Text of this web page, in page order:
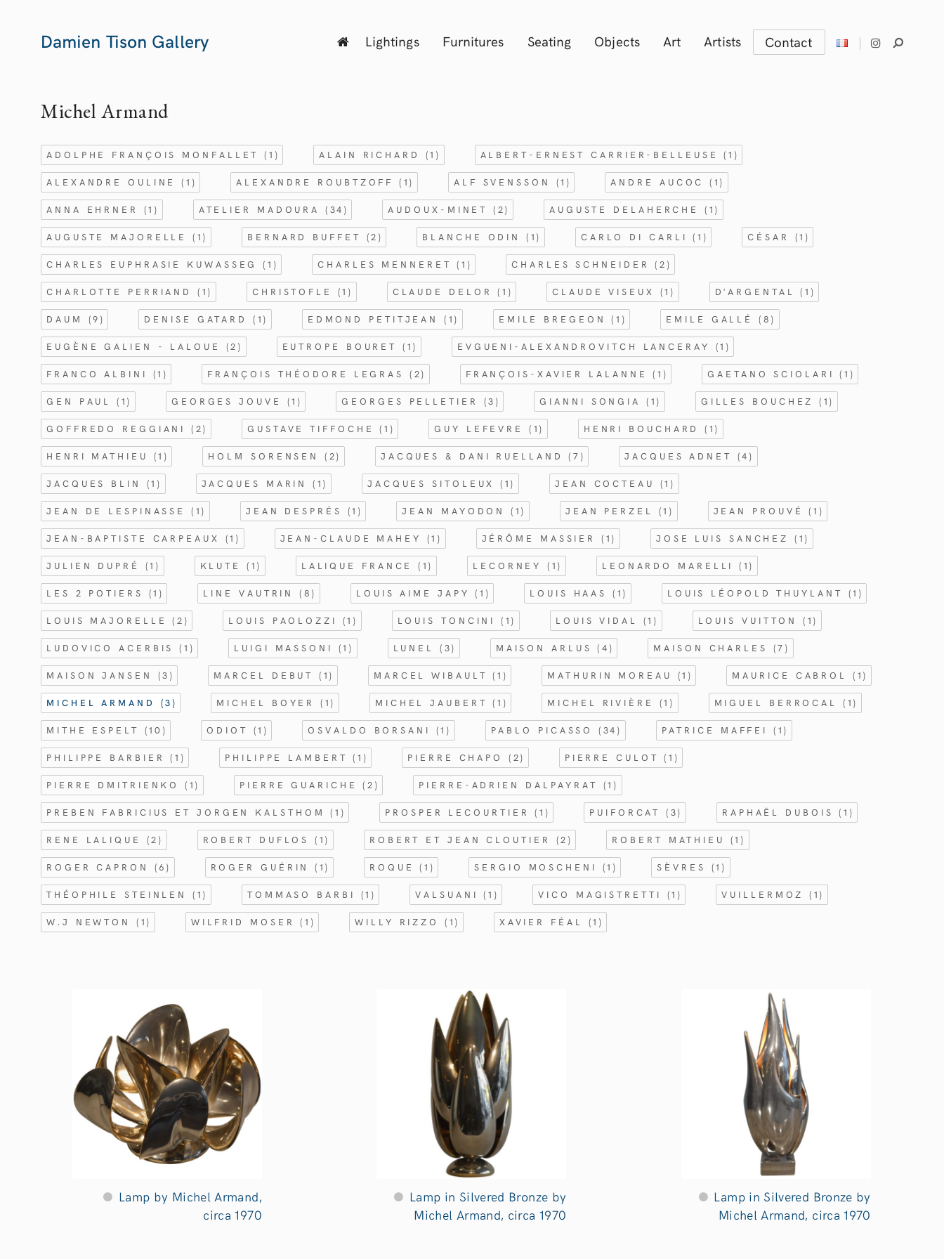
Damien Tison Gallery Lightings Furnitures Seating Objects Art Artists Contact
Michel Armand
ADOLPHE FRANÇOIS MONFALLET(1) ALAIN RICHARD (1) ALBERT-ERNEST CARRIER-BELLEUSE(1)
ALEXANDRE OULINE(1) ALEXANDRE ROUBTZOFF(1) ALF SVENSSON (1) ANDRE AUCOC(1)
ANNA EHRNER (1) ATELIER MADOURA(34) AUDOUX-MINET(2) AUGUSTE DELAHERCHE(1)
AUGUSTE MAJORELLE(1) BERNARD BUFFET (2) BLANCHE ODIN(1) CARLO DI CARLI(1) CÉSAR (1)
CHARLES EUPHRASIE KUWASSEG(1) CHARLES MENNERET(1) CHARLES SCHNEIDER(2)
CHARLOTTE PERRIAND(1) CHRISTOFLE (1) CLAUDE DELOR(1) CLAUDE VISEUX (1) D'ARGENTAL(1)
DAUM (9) DENISE GATARD (1) EDMOND PETITJEAN(1) EMILE BREGEON(1) EMILE GALLÉ(8)
EUGÈNE GALIEN - LALOUE (2) EUTROPE BOURET(1) EVGUENI-ALEXANDROVITCH LANCERAY (1)
FRANCO ALBINI (1) FRANÇOIS THÉODORE LEGRAS (2) FRANÇOIS-XAVIER LALANNE(1) GAETANO SCIOLARI(1)
GEN PAUL(1) GEORGES JOUVE (1) GEORGES PELLETIER (3) GIANNI SONGIA (1) GILLES BOUCHEZ(1)
GOFFREDO REGGIANI(2) GUSTAVE TIFFOCHE(1) GUY LEFEVRE (1) HENRI BOUCHARD(1)
HENRI MATHIEU (1) HOLM SORENSEN(2) JACQUES & DANI RUELLAND(7) JACQUES ADNET (4)
JACQUES BLIN (1) JACQUES MARIN(1) JACQUES SITOLEUX(1) JEAN COCTEAU (1)
JEAN DE LESPINASSE(1) JEAN DESPRÉS (1) JEAN MAYODON(1) JEAN PERZEL (1) JEAN PROUVÉ(1)
JEAN-BAPTISTE CARPEAUX (1) JEAN-CLAUDE MAHEY (1) JÉRÔME MASSIER(1) JOSE LUIS SANCHEZ(1)
JULIEN DUPRÉ (1) KLUTE (1) LALIQUE FRANCE(1) LECORNEY(1) LEONARDO MARELLI(1)
LES 2 POTIERS (1) LINE VAUTRIN(8) LOUIS AIME JAPY(1) LOUIS HAAS(1) LOUIS LÉOPOLD THUYLANT (1)
LOUIS MAJORELLE(2) LOUIS PAOLOZZI (1) LOUIS TONCINI(1) LOUIS VIDAL (1) LOUIS VUITTON(1)
LUDOVICO ACERBIS(1) LUIGI MASSONI (1) LUNEL (3) MAISON ARLUS(4) MAISON CHARLES (7)
MAISON JANSEN (3) MARCEL DEBUT(1) MARCEL WIBAULT(1) MATHURIN MOREAU (1) MAURICE CABROL (1)
MICHEL ARMAND (3) MICHEL BOYER(1) MICHEL JAUBERT(1) MICHEL RIVIÈRE (1) MIGUEL BERROCAL (1)
MITHE ESPELT (10) ODIOT (1) OSVALDO BORSANI (1) PABLO PICASSO(34) PATRICE MAFFEI(1)
PHILIPPE BARBIER(1) PHILIPPE LAMBERT(1) PIERRE CHAPO (2) PIERRE CULOT(1)
PIERRE DMITRIENKO(1) PIERRE GUARICHE(2) PIERRE-ADRIEN DALPAYRAT (1)
PREBEN FABRICIUS ET JORGEN KALSTHOM(1) PROSPER LECOURTIER(1) PUIFORCAT(3) RAPHAËL DUBOIS(1)
RENE LALIQUE (2) ROBERT DUFLOS(1) ROBERT ET JEAN CLOUTIER (2) ROBERT MATHIEU (1)
ROGER CAPRON (6) ROGER GUÉRIN(1) ROQUE(1) SERGIO MOSCHENI (1) SÈVRES (1)
THÉOPHILE STEINLEN(1) TOMMASO BARBI (1) VALSUANI(1) VICO MAGISTRETTI (1) VUILLERMOZ(1)
W.J NEWTON (1) WILFRID MOSER(1) WILLY RIZZO (1) XAVIER FÉAL (1)
Lamp by Michel Armand,
circa 1970
Lamp in Silvered Bronze by
Michel Armand, circa 1970
Lamp in Silvered Bronze by
Michel Armand, circa 1970